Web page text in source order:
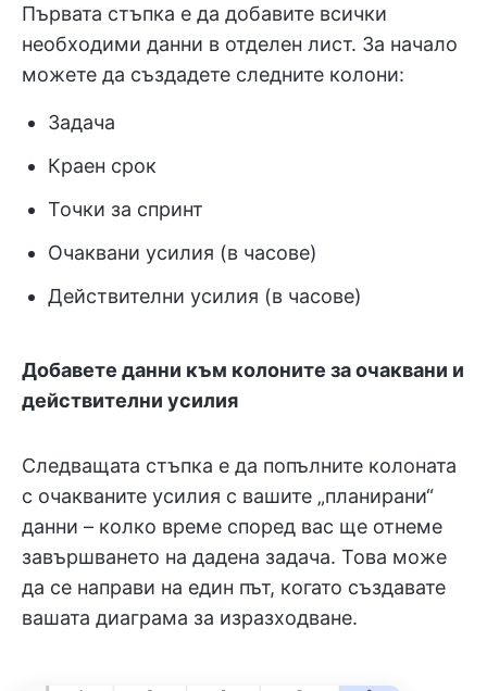
Първата стъпка е да добавите всички
необходими данни в отделен лист. За начало
можете да създадете следните колони:
Задача
Краен срок
Точки за спринт
Очаквани усилия (в часове)
Действителни усилия (в часове)
Добавете данни към колоните за очаквани и
действителни усилия
Следващата стъпка е да попълните колоната
с очакваните усилия с вашите „планирани“
данни – колко време според вас ще отнеме
завършването на дадена задача. Това може
да се направи на един път, когато създавате
вашата диаграма за изразходване.